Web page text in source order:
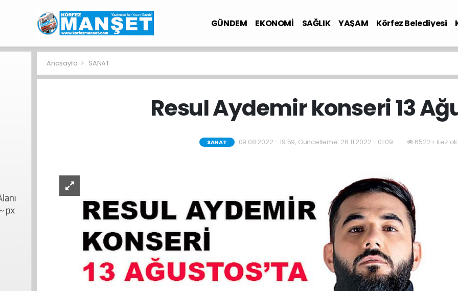
GÜNDEM EKONOMİ SAĞLIK YAŞAM Körfez Belediyesi
Anasayfa SANAT
Resul Aydemir konseri 13
SANAT 09.08.2022 - 19:59, Güncelleme: 26.11.2022 - 01:09 6522+ kez